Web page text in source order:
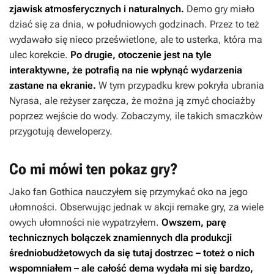
zjawisk atmosferycznych i naturalnych. Demo gry miało
dziać się za dnia, w południowych godzinach. Przez to też
wydawało się nieco prześwietlone, ale to usterka, która ma
ulec korekcie. Po drugie, otoczenie jest na tyle
interaktywne, że potrafią na nie wpłynąć wydarzenia
zastane na ekranie. W tym przypadku krew pokryła ubrania
Nyrasa, ale reżyser zaręcza, że można ją zmyć chociażby
poprzez wejście do wody. Zobaczymy, ile takich smaczków
przygotują deweloperzy.
Co mi mówi ten pokaz gry?
Jako fan Gothica nauczyłem się przymykać oko na jego
ułomności. Obserwując jednak w akcji remake gry, za wiele
owych ułomności nie wypatrzyłem. Owszem, parę
technicznych bolączek znamiennych dla produkcji
średniobudżetowych da się tutaj dostrzec – toteż o nich
wspomniałem – ale całość dema wydała mi się bardzo,